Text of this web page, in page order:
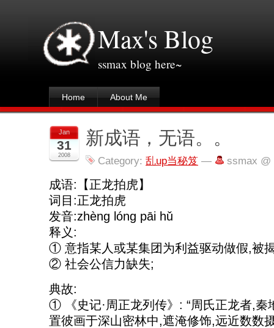
Max's Blog
ssmax blog here~
Home About Me
Jan
31
2008
新成语，无语。。
Category: 乱up当秘笈 — ssmax @
成语:【正龙拍虎】
词目:正龙拍虎
发音:zhèng lóng pāi hǔ
释义:
① 意指某人或某集团为利益驱动做假,被
② 社会公信力缺失;
典故:
① 《史记·周正龙列传》: “周氏正龙者,
置彼画于深山密林中,遮淹修饰,远近数数